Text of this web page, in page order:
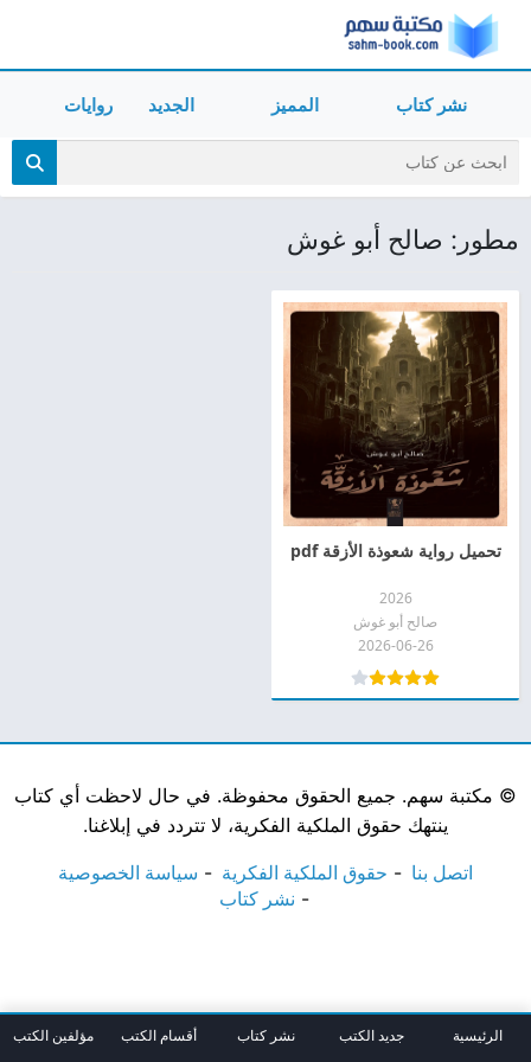
نشر كتاب المميز الجديد روايات
مطور: صالح أبو غوش
تحميل رواية شعوذة الأزقة pdf
2026
صالح أبو غوش
2026-06-26
© مكتبة سهم. جميع الحقوق محفوظة. في حال لاحظت أي كتاب
ينتهك حقوق الملكية الفكرية، لا تتردد في إبلاغنا.
اتصل بنا حقوق الملكية الفكرية
سياسة الخصوصية
نشر كتاب
الرئيسية جديد الكتب نشر كتاب أقسام الكتب مؤلفين الكتب